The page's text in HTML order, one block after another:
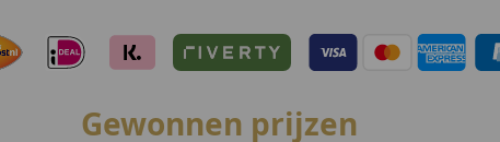
Gewonnen prijzen